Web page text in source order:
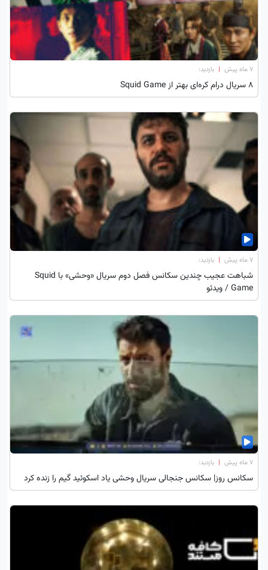
۷ ماه پیش | بازدید:
۸ سریال درام کره‌ای بهتر از Squid Game
۷ ماه پیش | بازدید:
شباهت عجیب چندین سکانس فصل دوم سریال «وحشی» با Squid
Game / ویدئو
۷ ماه پیش | بازدید:
سکانس روز| سکانس جنجالی سریال وحشی یاد اسکوئید گیم را زنده کرد